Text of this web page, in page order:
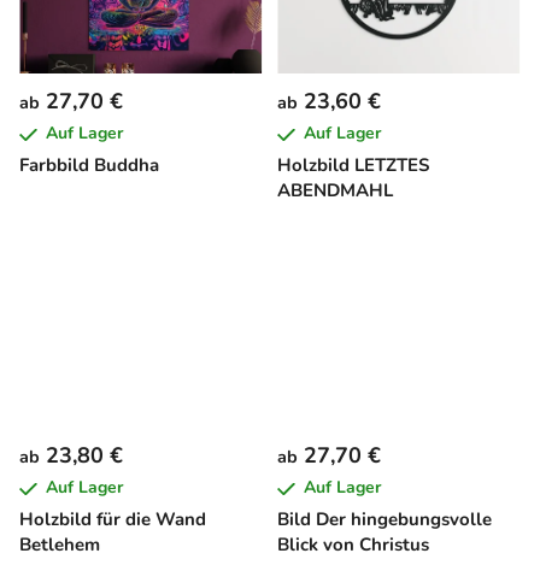
Farbbild Buddha
ab 27,70 €
Auf Lager
Holzbild LETZTES
ABENDMAHL
ab 23,60 €
Auf Lager
Holzbild für die Wand
Betlehem
ab 23,80 €
Auf Lager
Bild Der hingebungsvolle
Blick von Christus
ab 27,70 €
Auf Lager